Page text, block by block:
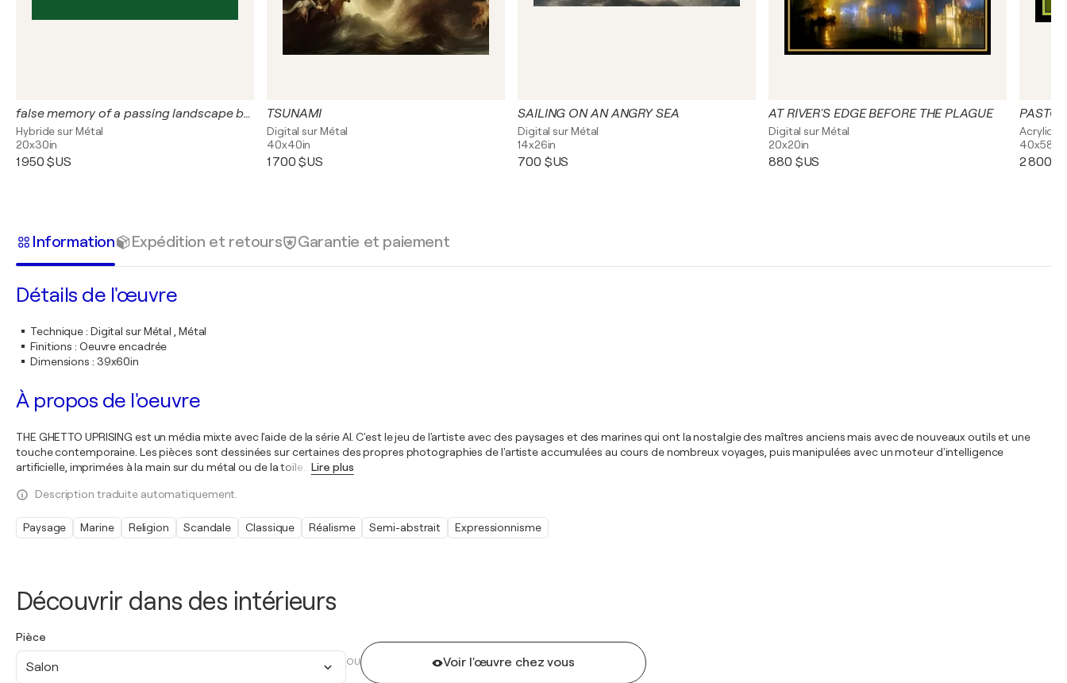
Découvrir dans des intérieurs
Pièce
Salon OU Voir l'œuvre chez vous
false memory of a passing landscape between the seasons from a train window
Hybride sur Métal
20x30in
1 950 $US
TSUNAMI
Digital sur Métal
40x40in
1 700 $US
SAILING ON AN ANGRY SEA
Digital sur Métal
14x26in
700 $US
AT RIVER'S EDGE BEFORE THE PLAGUE
Digital sur Métal
20x20in
880 $US
40x58in
2 800
Information Expédition et retours Garantie et paiement
Détails de l'œuvre
Technique: Digital sur Métal , Métal
Finitions : Oeuvre encadrée
Dimensions : 39x60in
À propos de l'oeuvre
THE GHETTO UPRISING est un média mixte avec l'aide de la série AI. C'est le jeu de l'artiste avec des paysages et des marines qui ont la nostalgie des maîtres anciens mais avec de nouveaux outils et une
touche contemporaine. Les pièces sont dessinées sur certaines des propres photographies de l'artiste accumulées au cours de nombreux voyages, puis manipulées avec un moteur d'intelligence
artificielle, imprimées à la main sur du métal ou de la toile
Lire plus
Description traduite automatiquement.
Paysage Marine Religion Scandale Classique Réalisme Semi-abstrait Expressionnisme